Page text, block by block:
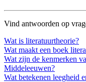
Vind antwoorden op
Wat is literatuurtheorie?
Wat maakt een boek
Wat zijn de kenmerken
Middeleeuwen?
Wat betekenen leegheid